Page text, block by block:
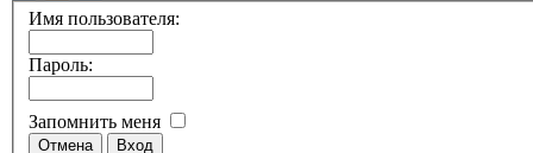
Имя пользователя:
Пароль:
Запомнить меня